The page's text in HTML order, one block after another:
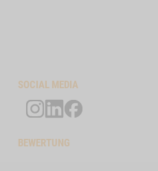
SOCIAL MEDIA
BEWERTUNG